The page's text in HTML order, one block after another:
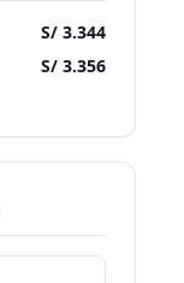
S/ 3.344
S/ 3.356